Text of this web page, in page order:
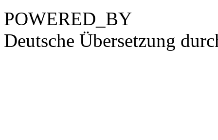
POWERED_BY
Deutsche Übersetzung